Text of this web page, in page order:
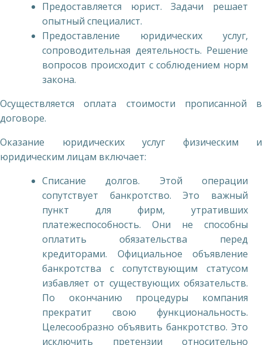
Предоставляется юрист. Задачи решает
опытный специалист.
Предоставление юридических услуг,
сопроводительная деятельность. Решение
вопросов происходит с соблюдением норм
закона.
Осуществляется оплата стоимости прописанной в
договоре.
Оказание юридических услуг физическим и
юридическим лицам включает:
Списание долгов. Этой операции
сопутствует банкротство. Это важный
пункт для фирм, утративших
платежеспособность. Они не способны
оплатить обязательства перед
кредиторами. Официальное объявление
банкротства с сопутствующим статусом
избавляет от существующих обязательств.
По окончанию процедуры компания
прекратит свою функциональность.
Целесообразно объявить банкротство. Это
исключить претензии относительно